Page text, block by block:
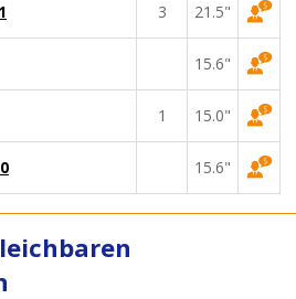
3 21.5"
15.6"
1 15.0"
15.6"